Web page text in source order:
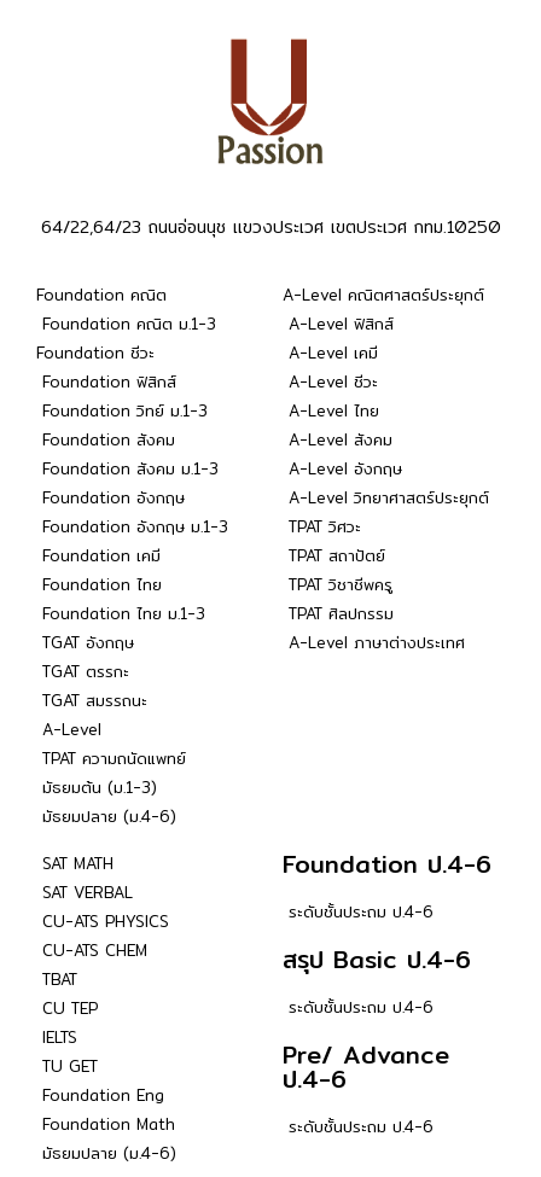
64/22,64/23 ถนนอ่อนนุช แขวงประเวศ เขตประเวศ กทม.10250
Foundation คณิต
Foundation คณิต ม.1-3
Foundation ชีวะ
Foundation ฟิสิกส์
Foundation วิทย์ ม.1-3
Foundation สังคม
Foundation สังคม ม.1-3
Foundation อังกฤษ
Foundation อังกฤษ ม.1-3
Foundation เคมี
Foundation ไทย
Foundation ไทย ม.1-3
TGAT อังกฤษ
TGAT ตรรกะ
TGAT สมรรถนะ
A-Level
TPAT ความถนัดแพทย์
มัธยมต้น (ม.1-3)
มัธยมปลาย (ม.4-6)
A-Level คณิตศาสตร์ประยุกต์
A-Level ฟิสิกส์
A-Level เคมี
A-Level ชีวะ
A-Level ไทย
A-Level สังคม
A-Level อังกฤษ
A-Level วิทยาศาสตร์ประยุกต์
TPAT วิศวะ
TPAT สถาปัตย์
TPAT วิชาชีพครู
TPAT ศิลปกรรม
A-Level ภาษาต่างประเทศ
SAT MATH
SAT VERBAL
CU-ATS PHYSICS
CU-ATS CHEM
TBAT
CU TEP
IELTS
TU GET
Foundation Eng
Foundation Math
มัธยมปลาย (ม.4-6)
Foundation ป.4-6
ระดับชั้นประถม ป.4-6
สรุป Basic ป.4-6
ระดับชั้นประถม ป.4-6
Pre/ Advance
ป.4-6
ระดับชั้นประถม ป.4-6